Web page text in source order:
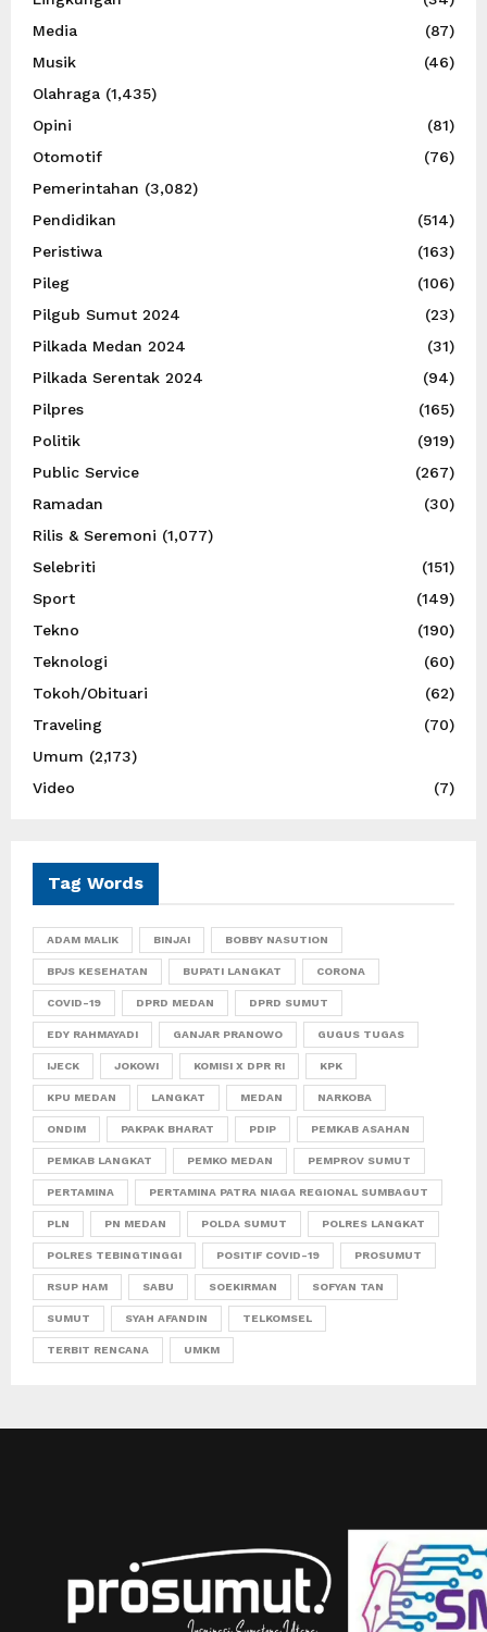
Media
(87)
Musik
(46)
Olahraga (1,435)
Opini
(81)
Otomotif
(76)
Pemerintahan (3,082)
Pendidikan
(514)
Peristiwa
(163)
Pileg
(106)
Pilgub Sumut 2024
(23)
Pilkada Medan 2024
(31)
Pilkada Serentak 2024
(94)
Pilpres
(165)
Politik
(919)
Public Service
(267)
Ramadan
(30)
Rilis & Seremoni (1,077)
Selebriti
(151)
Sport
(149)
Tekno
(190)
Teknologi
(60)
Tokoh/Obituari
(62)
Traveling
(70)
Umum (2,173)
Video
(7)
Tag Words
ADAM MALIK BINJAI BOBBY NASUTION
BPJS KESEHATAN BUPATI LANGKAT CORONA
COVID-19 DPRD MEDAN DPRD SUMUT
EDY RAHMAYADI GANJAR PRANOWO GUGUS TUGAS
IJECK JOKOWI KOMISI X DPR RI KPK
KPU MEDAN LANGKAT MEDAN NARKOBA
ONDIM PAKPAK BHARAT PDIP PEMKAB ASAHAN
PEMKAB LANGKAT PEMKO MEDAN PEMPROV SUMUT
PERTAMINA PERTAMINA PATRA NIAGA REGIONAL SUMBAGUT
PLN PN MEDAN POLDA SUMUT POLRES LANGKAT
POLRES TEBINGTINGGI POSITIF COVID-19 PROSUMUT
RSUP HAM SABU SOEKIRMAN SOFYAN TAN
SUMUT SYAH AFANDIN TELKOMSEL
TERBIT RENCANA UMKM